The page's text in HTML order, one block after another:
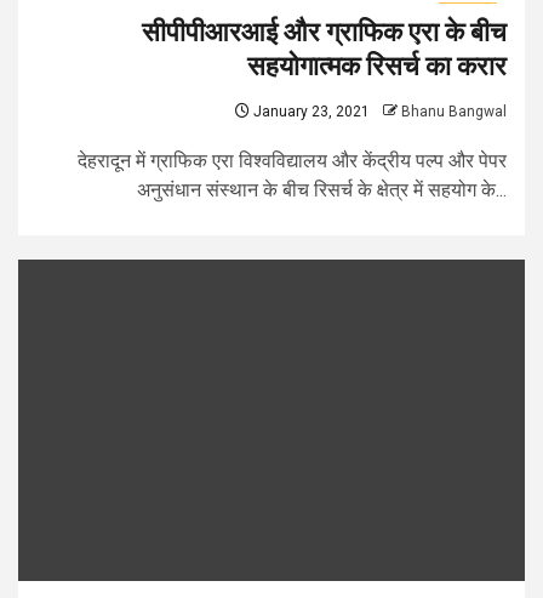
सीपीपीआरआई और ग्राफिक एरा के बीच
सहयोगात्मक रिसर्च का करार
January 23, 2021 Bhanu Bangwal
देहरादून में ग्राफिक एरा विश्वविद्यालय और केंद्रीय पल्प और पेपर
अनुसंधान संस्थान के बीच रिसर्च के क्षेत्र में सहयोग के...